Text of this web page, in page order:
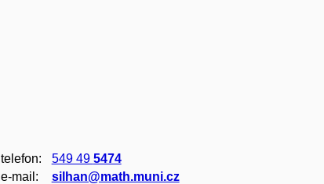
telefon: 549 49 5474
e‑mail:
silhan@math.muni.cz